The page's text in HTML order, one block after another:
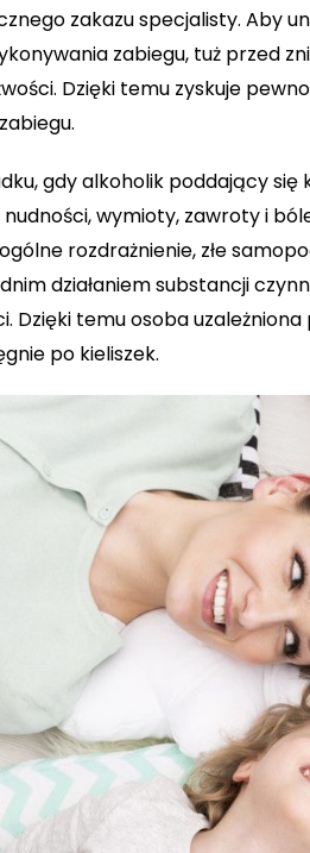
zakazu specjalisty. Aby
zabiegu, tuż przed
Dzięki temu zyskuje
gdy alkoholik poddający się
wymioty, zawroty i
rozdrażnienie, złe
działaniem substancji
Dzięki temu osoba
po kieliszek.